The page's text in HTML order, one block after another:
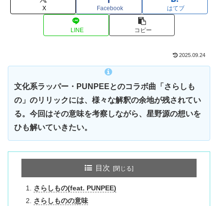
X Facebook はてブ
LINE コピー
2025.09.24
文化系ラッパー・PUNPEEとのコラボ曲「さらしも
の」のリリックには、様々な解釈の余地が残されてい
る。今回はその意味を考察しながら、星野源の想いを
ひも解いていきたい。
目次
さらしもの(feat. PUNPEE)
さらしものの意味